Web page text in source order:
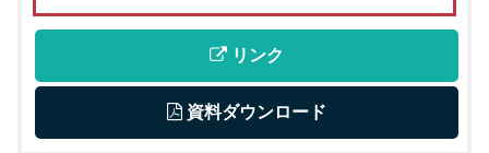
リンク
資料ダウンロード